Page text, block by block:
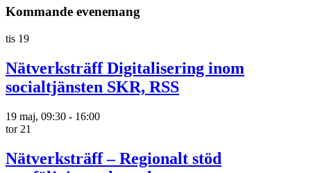
Kommande evenemang
tis 19
Nätverksträff Digitalisering inom
socialtjänsten SKR, RSS
19 maj, 09:30 - 16:00
tor 21
Nätverksträff – Regionalt stöd